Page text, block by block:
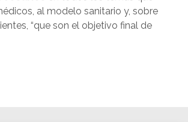
al modelo sanitario y, sobre
“que son el objetivo final de